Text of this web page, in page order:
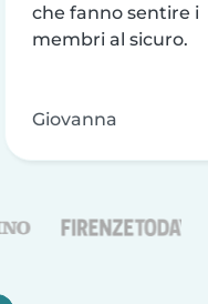
che fanno sentire i
membri al sicuro.
Giovanna